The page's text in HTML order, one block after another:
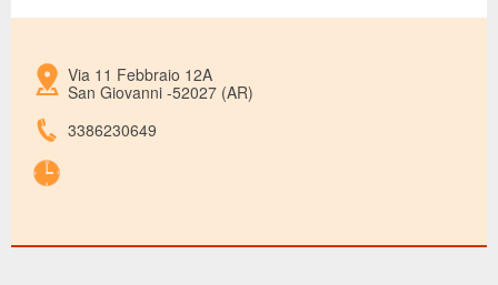
Via 11 Febbraio 12A
San Giovanni -52027 (AR)
3386230649